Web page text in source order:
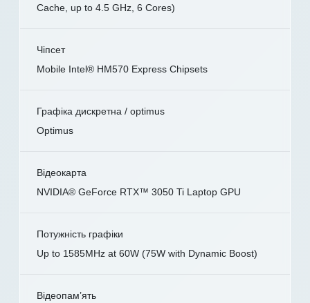
Cache, up to 4.5 GHz, 6 Cores)
Чіпсет
Mobile Intel® HM570 Express Chipsets
Графіка дискретна / optimus
Optimus
Відеокарта
NVIDIA® GeForce RTX™ 3050 Ti Laptop GPU
Потужність графіки
Up to 1585MHz at 60W (75W with Dynamic Boost)
Відеопам’ять